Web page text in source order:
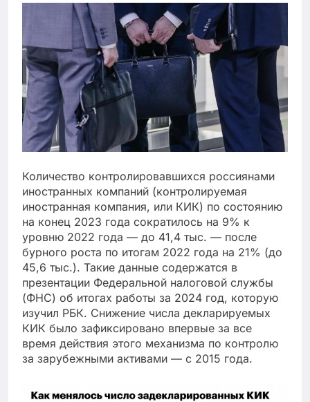
Количество контролировавшихся россиянами
иностранных компаний (контролируемая
иностранная компания, или КИК) по состоянию
на конец 2023 года сократилось на 9% к
уровню 2022 года — до 41,4 тыс. — после
бурного роста по итогам 2022 года на 21% (до
45,6 тыс.). Такие данные содержатся в
презентации Федеральной налоговой службы
(ФНС) об итогах работы за 2024 год, которую
изучил РБК. Снижение числа декларируемых
КИК было зафиксировано впервые за все
время действия этого механизма по контролю
за зарубежными активами — с 2015 года.